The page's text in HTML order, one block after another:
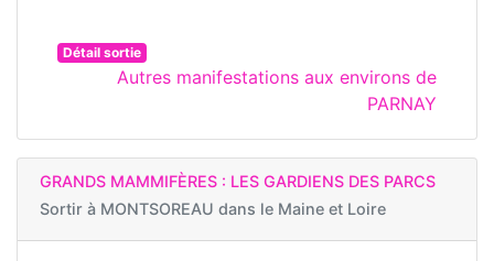
Détail sortie
Autres manifestations aux environs de
PARNAY
GRANDS MAMMIFÈRES : LES GARDIENS DES PARCS
Sortir à MONTSOREAU dans le Maine et Loire